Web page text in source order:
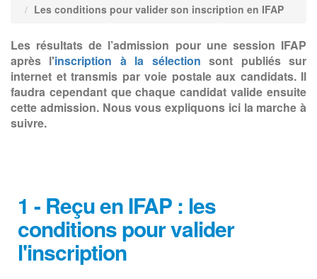
Les conditions pour valider son inscription en IFAP
Les résultats de l’admission pour une session IFAP
après l'inscription à la sélection sont publiés sur
internet et transmis par voie postale aux candidats. Il
faudra cependant que chaque candidat valide ensuite
cette admission. Nous vous expliquons ici la marche à
suivre.
1 - Reçu en IFAP : les
conditions pour valider
l'inscription